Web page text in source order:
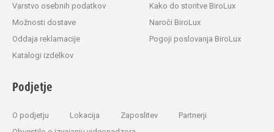
Varstvo osebnih podatkov
Možnosti dostave
Oddaja reklamacije
Katalogi izdelkov
Kako do storitve BiroLux
Naroči BiroLux
Pogoji poslovanja BiroLux
Podjetje
O podjetju Lokacija Zaposlitev
Partnerji